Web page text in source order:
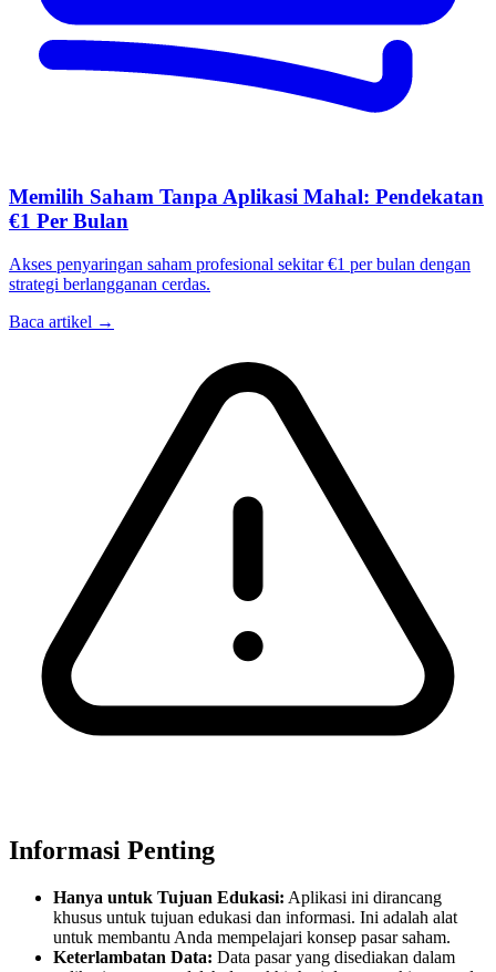
Memilih Saham Tanpa Aplikasi Mahal: Pendekatan
€1 Per Bulan
Akses penyaringan saham profesional sekitar €1 per bulan dengan
strategi berlangganan cerdas.
Baca artikel →
Informasi Penting
Hanya untuk Tujuan Edukasi: Aplikasi ini dirancang
khusus untuk tujuan edukasi dan informasi. Ini adalah alat
untuk membantu Anda mempelajari konsep pasar saham.
Keterlambatan Data: Data pasar yang disediakan dalam